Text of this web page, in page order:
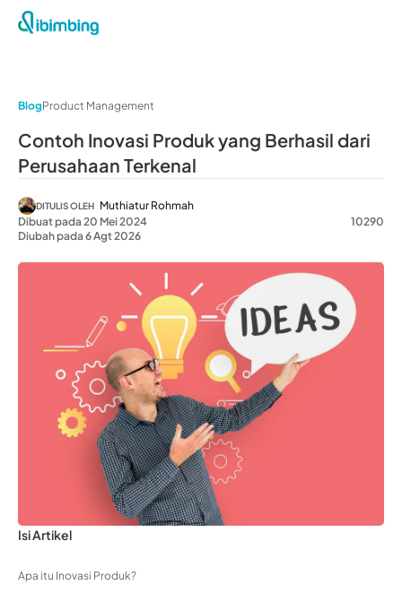
BlogProduct Management
Contoh Inovasi Produk yang Berhasil dari
Perusahaan Terkenal
DITULIS OLEH Muthiatur Rohmah
Dibuat pada 20 Mei 2024
Diubah pada 6 Agt 2026
10290
Isi Artikel
Apa itu Inovasi Produk?